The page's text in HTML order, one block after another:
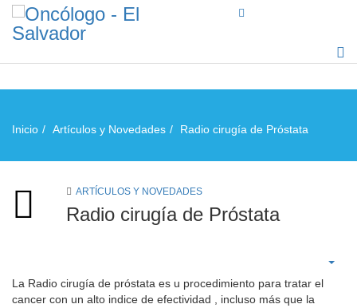
Inicio Artículos y Novedades Radio cirugía de Próstata
ARTÍCULOS Y NOVEDADES
Radio cirugía de Próstata
La Radio cirugía de próstata es u procedimiento para tratar el
cancer con un alto indice de efectividad , incluso más que la